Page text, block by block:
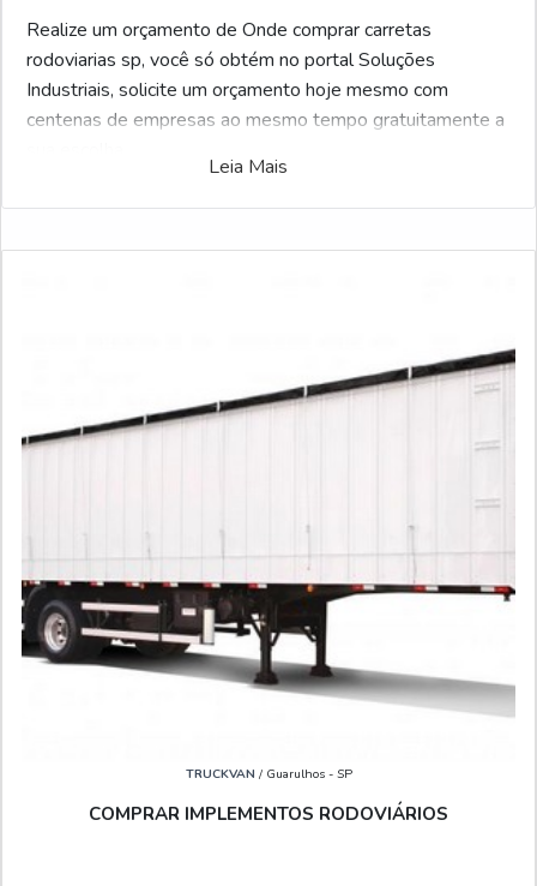
Realize um orçamento de Onde comprar carretas
rodoviarias sp, você só obtém no portal Soluções
Industriais, solicite um orçamento hoje mesmo com
centenas de empresas ao mesmo tempo gratuitamente a
Leia Mais
TRUCKVAN / Guarulhos - SP
COMPRAR IMPLEMENTOS RODOVIÁRIOS